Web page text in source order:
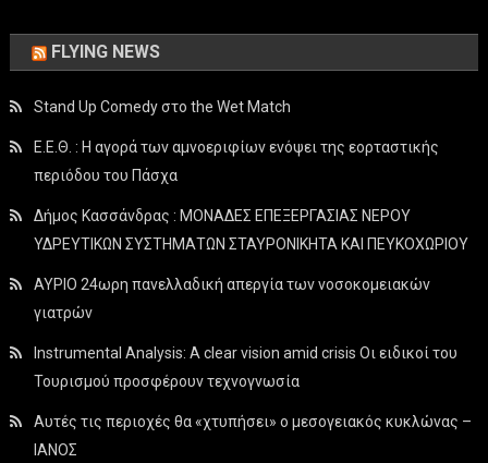
FLYING NEWS
Stand Up Comedy στο the Wet Match
Ε.Ε.Θ. : Η αγορά των αμνοεριφίων ενόψει της εορταστικής
περιόδου του Πάσχα
Δήμος Κασσάνδρας : ΜΟΝΑΔΕΣ ΕΠΕΞΕΡΓΑΣΙΑΣ ΝΕΡΟΥ
ΥΔΡΕΥΤΙΚΩΝ ΣΥΣΤΗΜΑΤΩΝ ΣΤΑΥΡΟΝΙΚΗΤΑ ΚΑΙ ΠΕΥΚΟΧΩΡΙΟΥ
ΑΥΡΙΟ 24ωρη πανελλαδική απεργία των νοσοκομειακών
γιατρών
Instrumental Analysis: A clear vision amid crisis Οι ειδικοί του
Τουρισμού προσφέρουν τεχνογνωσία
Αυτές τις περιοχές θα «χτυπήσει» ο μεσογειακός κυκλώνας –
ΙΑΝΟΣ